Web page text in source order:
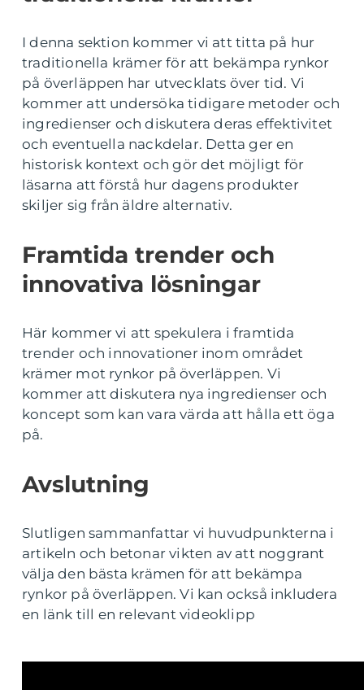
I denna sektion kommer vi att titta på hur
traditionella krämer för att bekämpa rynkor
på överläppen har utvecklats över tid. Vi
kommer att undersöka tidigare metoder och
ingredienser och diskutera deras effektivitet
och eventuella nackdelar. Detta ger en
historisk kontext och gör det möjligt för
läsarna att förstå hur dagens produkter
skiljer sig från äldre alternativ.
Framtida trender och
innovativa lösningar
Här kommer vi att spekulera i framtida
trender och innovationer inom området
krämer mot rynkor på överläppen. Vi
kommer att diskutera nya ingredienser och
koncept som kan vara värda att hålla ett öga
på.
Avslutning
Slutligen sammanfattar vi huvudpunkterna i
artikeln och betonar vikten av att noggrant
välja den bästa krämen för att bekämpa
rynkor på överläppen. Vi kan också inkludera
en länk till en relevant videoklipp